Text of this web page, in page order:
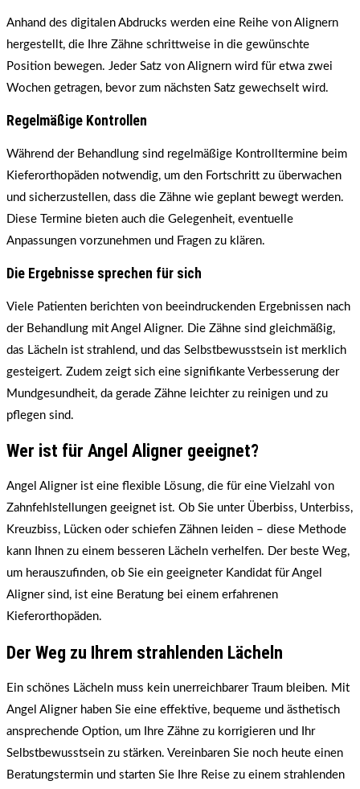
Anhand des digitalen Abdrucks werden eine Reihe von Alignern
hergestellt, die Ihre Zähne schrittweise in die gewünschte
Position bewegen. Jeder Satz von Alignern wird für etwa zwei
Wochen getragen, bevor zum nächsten Satz gewechselt wird.
Regelmäßige Kontrollen
Während der Behandlung sind regelmäßige Kontrolltermine beim
Kieferorthopäden notwendig, um den Fortschritt zu überwachen
und sicherzustellen, dass die Zähne wie geplant bewegt werden.
Diese Termine bieten auch die Gelegenheit, eventuelle
Anpassungen vorzunehmen und Fragen zu klären.
Die Ergebnisse sprechen für sich
Viele Patienten berichten von beeindruckenden Ergebnissen nach
der Behandlung mit Angel Aligner. Die Zähne sind gleichmäßig,
das Lächeln ist strahlend, und das Selbstbewusstsein ist merklich
gesteigert. Zudem zeigt sich eine signifikante Verbesserung der
Mundgesundheit, da gerade Zähne leichter zu reinigen und zu
pflegen sind.
Wer ist für Angel Aligner geeignet?
Angel Aligner ist eine flexible Lösung, die für eine Vielzahl von
Zahnfehlstellungen geeignet ist. Ob Sie unter Überbiss, Unterbiss,
Kreuzbiss, Lücken oder schiefen Zähnen leiden – diese Methode
kann Ihnen zu einem besseren Lächeln verhelfen. Der beste Weg,
um herauszufinden, ob Sie ein geeigneter Kandidat für Angel
Aligner sind, ist eine Beratung bei einem erfahrenen
Kieferorthopäden.
Der Weg zu Ihrem strahlenden Lächeln
Ein schönes Lächeln muss kein unerreichbarer Traum bleiben. Mit
Angel Aligner haben Sie eine effektive, bequeme und ästhetisch
ansprechende Option, um Ihre Zähne zu korrigieren und Ihr
Selbstbewusstsein zu stärken. Vereinbaren Sie noch heute einen
Beratungstermin und starten Sie Ihre Reise zu einem strahlenden